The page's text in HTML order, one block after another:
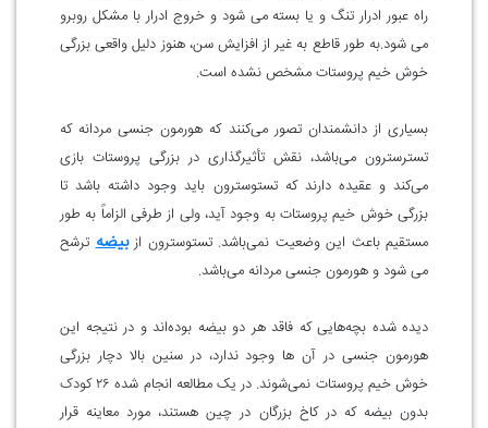
راه عبور ادرار تنگ و یا بسته می شود و خروج ادرار با مشکل روبرو
می شود.به طور قاطع به غیر از افزایش سن، هنوز دلیل واقعی بزرگی
خوش خیم پروستات مشخص نشده است.
بسیاری از دانشمندان تصور می‌کنند که هورمون جنسی مردانه که
تسترسترون می‌باشد، نقش تأثیرگذاری در بزرگی پروستات بازی
می‌کند و عقیده دارند که تستوسترون باید وجود داشته باشد تا
بزرگی خوش خیم پروستات به وجود آید، ولی از طرفی الزاماً به طور
مستقیم باعث این وضعیت نمی‌باشد. تستوسترون ازبیضهترشح
می شود و هورمون جنسی مردانه می‌باشد.
دیده شده بچه‌هایی که فاقد هر دو بیضه بوده‌اند و در نتیجه این
هورمون جنسی در آن ها وجود ندارد، در سنین بالا دچار بزرگی
خوش خیم پروستات نمی‌شوند. در یک مطالعه انجام شده ۲۶ کودک
بدون بیضه که در کاخ بزرگان در چین هستند، مورد معاینه قرار